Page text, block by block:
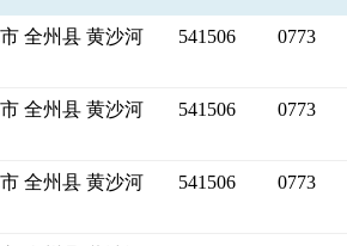
全州县 黄沙河
541506 0773
全州县 黄沙河
541506 0773
全州县 黄沙河
541506 0773